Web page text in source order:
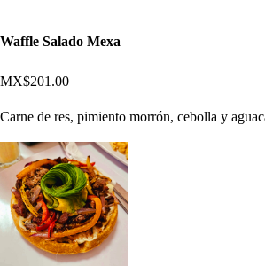
Waffle Salado Mexa
MX$201.00
Carne de res, pimiento morrón, cebolla y